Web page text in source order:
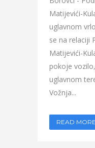
Matijevići-
uglavnom
se na relaciji
Matijevići-
pokoje
uglavnom
Vožnja...
READ MORE